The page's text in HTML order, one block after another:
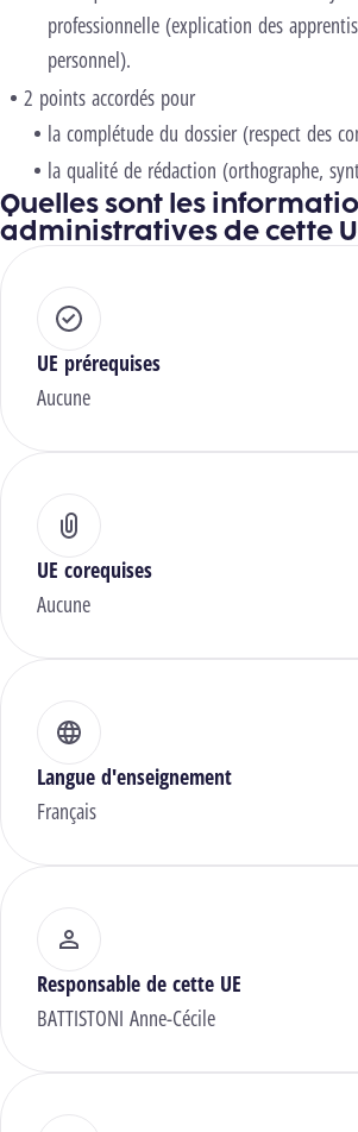
professionnelle (explication des
personnel).
2 points accordés pour
la complétude du dossier (respect des
la qualité de rédaction (orthographe,
Quelles sont les
administratives de cette
UE prérequises
Aucune
UE corequises
Aucune
Langue d'enseignement
Français
Responsable de cette UE
BATTISTONI Anne-Cécile